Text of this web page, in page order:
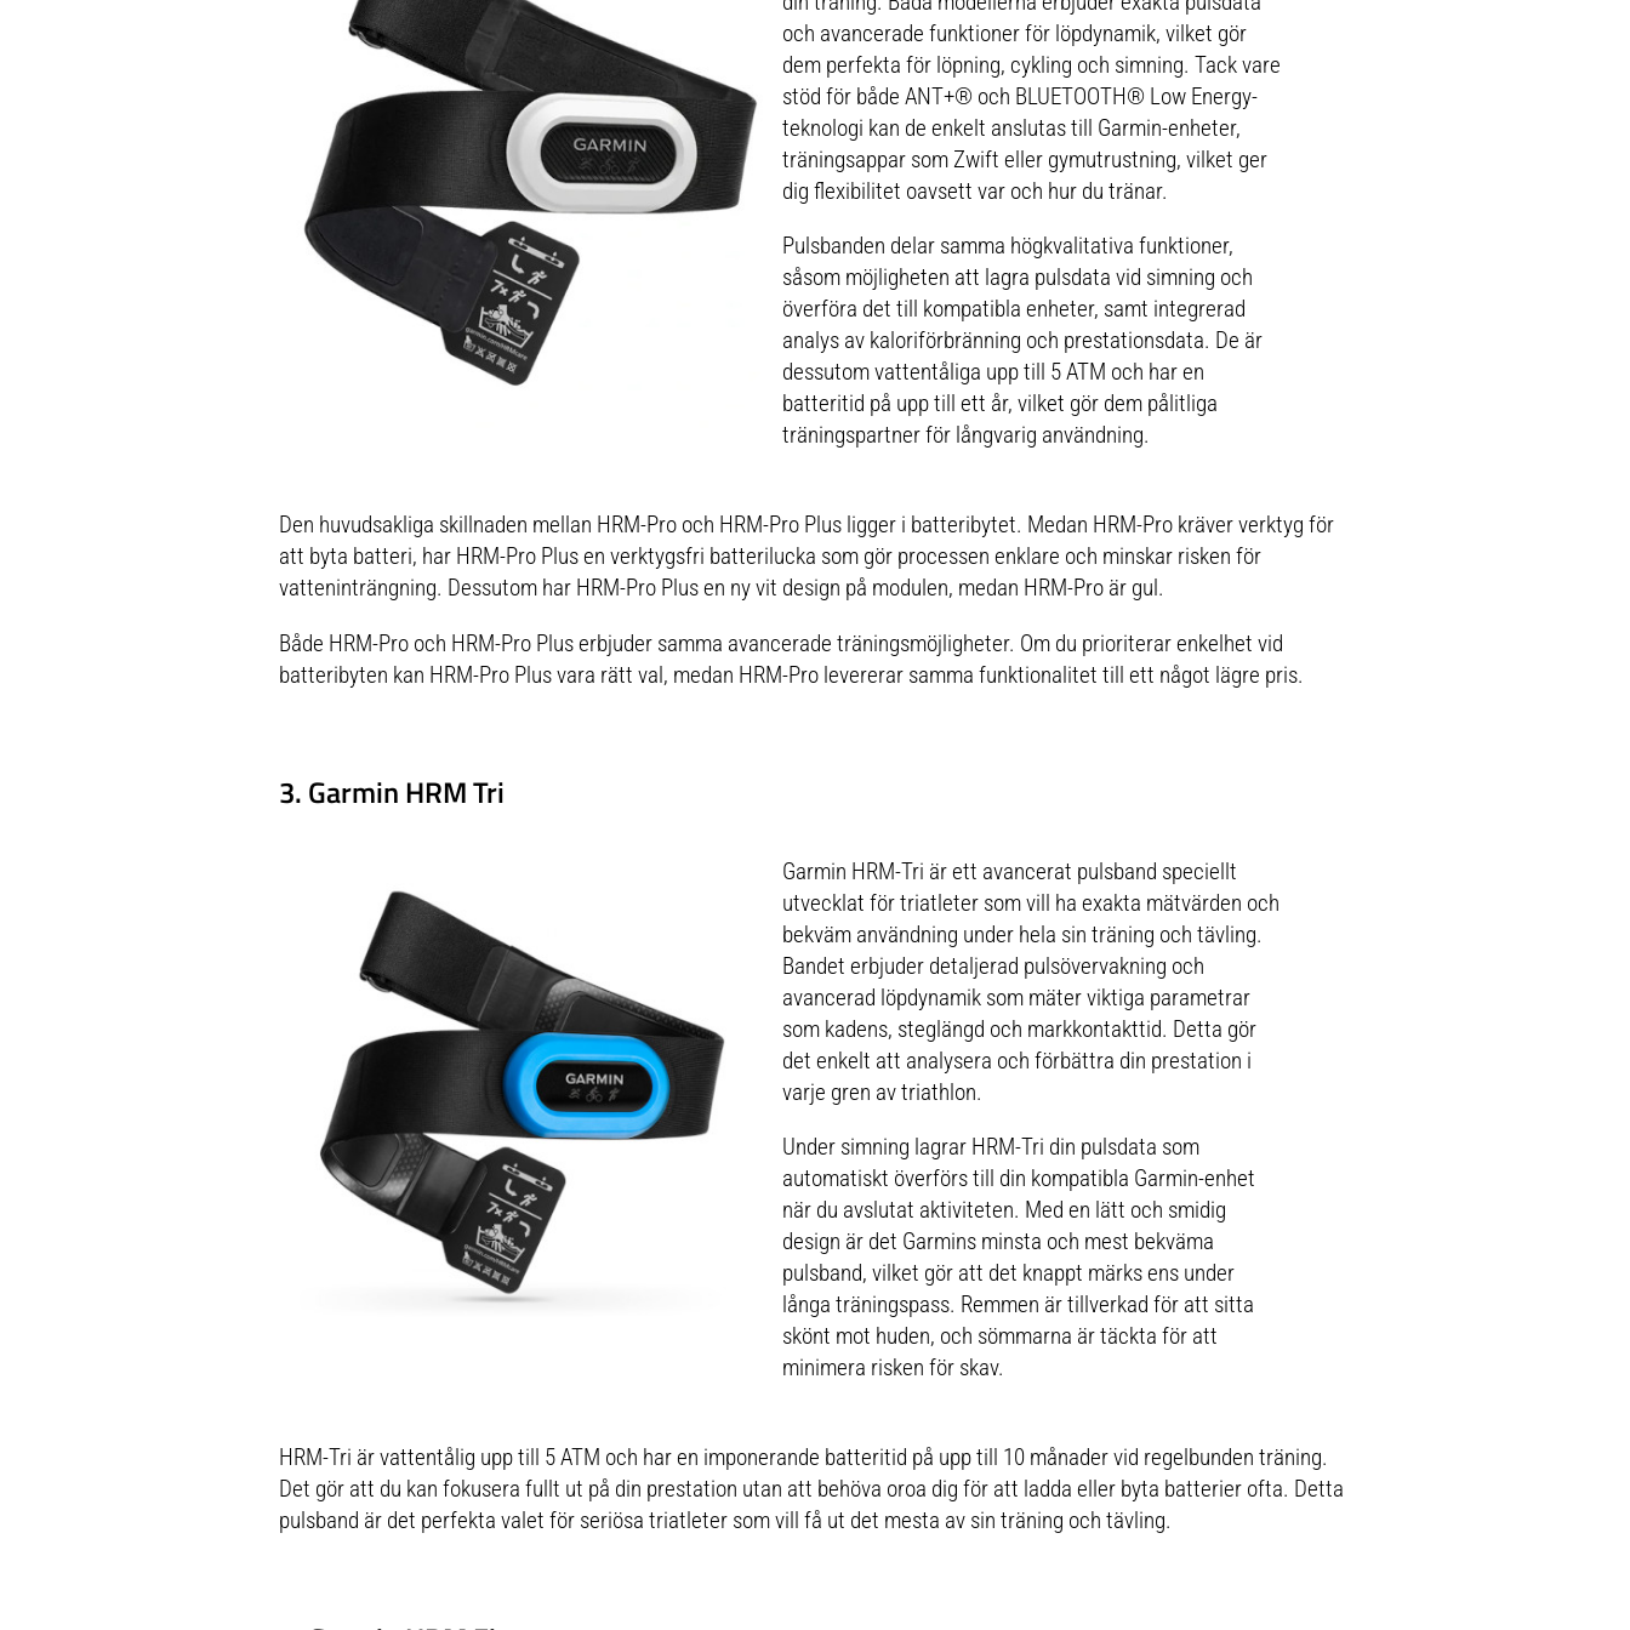
träning. Garmin HRM-200 är det perfekta valet för
både seriösa idrottare och vardagsmotionärer som
vill förbättra sin träningsupplevelse. Med dess
avancerade funktioner och bekväma design är den
en oumbärlig del av din träningsutrustning.
slut. Med knappen kan du enkelt aktivera och para
ihop pulsmätaren. Dessutom är HRM 200 tålig med
en vattenklassning på 3 ATM. BATTERITIDOroa dig
inte för att du ska få slut på batteri. Pulsmätaren
HRM 200 har ett batteri som kan bytas av
användaren och batteriet har upp till ett års
batteritid. KAN TVÄTTAS I MASKINDen är enkel att
rengöra. Ta bara bort modulen och lägg remmen i
tvättmaskinen. XS–S: remmens längd: 56–72 cm
(22–28 tum)Passar bröstkorgar på 60–85 cm (23,5–
33,5 tum)M–XL: remmens längd: 72–106 cm (28–
42 tum)Passar bröstkorgar på 80–119 cm (31,5–47
tum) Med rem i XS–S: 56 g (2 uns)Med rem i M–XL:
och avancerade funktioner för löpdynamik, vilket gör
dem perfekta för löpning, cykling och simning. Tack vare
stöd för både ANT+® och BLUETOOTH® Low Energy-
teknologi kan de enkelt anslutas till Garmin-enheter,
träningsappar som Zwift eller gymutrustning, vilket ger
dig flexibilitet oavsett var och hur du tränar.
Pulsbanden delar samma högkvalitativa funktioner,
såsom möjligheten att lagra pulsdata vid simning och
överföra det till kompatibla enheter, samt integrerad
analys av kaloriförbränning och prestationsdata. De är
dessutom vattentåliga upp till 5 ATM och har en
batteritid på upp till ett år, vilket gör dem pålitliga
träningspartner för långvarig användning.
Den huvudsakliga skillnaden mellan HRM-Pro och HRM-Pro Plus ligger i batteribytet. Medan HRM-Pro kräver verktyg för
att byta batteri, har HRM-Pro Plus en verktygsfri batterilucka som gör processen enklare och minskar risken för
vatteninträngning. Dessutom har HRM-Pro Plus en ny vit design på modulen, medan HRM-Pro är gul.
Både HRM-Pro och HRM-Pro Plus erbjuder samma avancerade träningsmöjligheter. Om du prioriterar enkelhet vid
batteribyten kan HRM-Pro Plus vara rätt val, medan HRM-Pro levererar samma funktionalitet till ett något lägre pris.
3. Garmin HRM Tri
Garmin HRM-Tri är ett avancerat pulsband speciellt
utvecklat för triatleter som vill ha exakta mätvärden och
bekväm användning under hela sin träning och tävling.
Bandet erbjuder detaljerad pulsövervakning och
avancerad löpdynamik som mäter viktiga parametrar
som kadens, steglängd och markkontakttid. Detta gör
det enkelt att analysera och förbättra din prestation i
varje gren av triathlon.
Under simning lagrar HRM-Tri din pulsdata som
automatiskt överförs till din kompatibla Garmin-enhet
när du avslutat aktiviteten. Med en lätt och smidig
design är det Garmins minsta och mest bekväma
pulsband, vilket gör att det knappt märks ens under
långa träningspass. Remmen är tillverkad för att sitta
skönt mot huden, och sömmarna är täckta för att
minimera risken för skav.
HRM-Tri är vattentålig upp till 5 ATM och har en imponerande batteritid på upp till 10 månader vid regelbunden träning.
Det gör att du kan fokusera fullt ut på din prestation utan att behöva oroa dig för att ladda eller byta batterier ofta. Detta
pulsband är det perfekta valet för seriösa triatleter som vill få ut det mesta av sin träning och tävling.